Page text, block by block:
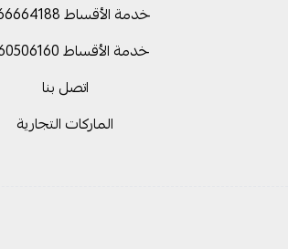
خدمة الأقساط 0566664188
خدمة الأقساط 0560506160
اتصل بنا
الماركات التجارية